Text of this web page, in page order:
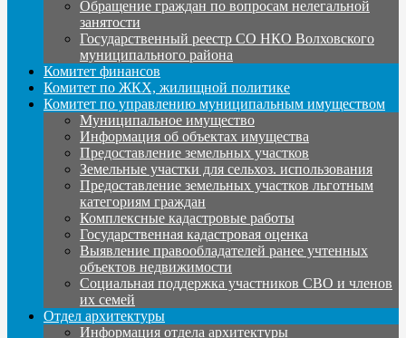
Обращение граждан по вопросам нелегальной
занятости
Государственный реестр СО НКО Волховского
муниципального района
Комитет финансов
Комитет по ЖКХ, жилищной политике
Комитет по управлению муниципальным имуществом
Муниципальное имущество
Информация об объектах имущества
Предоставление земельных участков
Земельные участки для сельхоз. использования
Предоставление земельных участков льготным
категориям граждан
Комплексные кадастровые работы
Государственная кадастровая оценка
Выявление правообладателей ранее учтенных
объектов недвижимости
Социальная поддержка участников СВО и членов
их семей
Отдел архитектуры
Информация отдела архитектуры